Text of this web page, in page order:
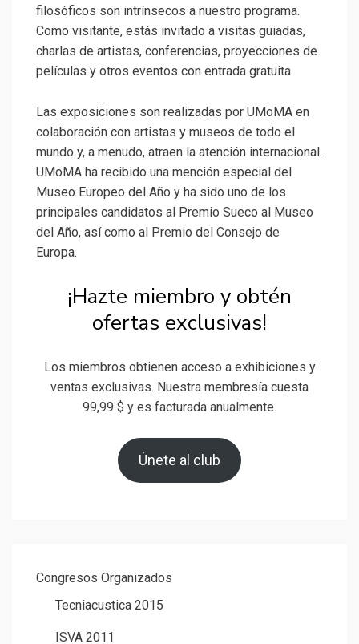
filosóficos son intrínsecos a nuestro programa.
Como visitante, estás invitado a visitas guiadas,
charlas de artistas, conferencias, proyecciones de
películas y otros eventos con entrada gratuita
Las exposiciones son realizadas por UMoMA en
colaboración con artistas y museos de todo el
mundo y, a menudo, atraen la atención internacional.
UMoMA ha recibido una mención especial del
Museo Europeo del Año y ha sido uno de los
principales candidatos al Premio Sueco al Museo
del Año, así como al Premio del Consejo de
Europa.
¡Hazte miembro y obtén
ofertas exclusivas!
Los miembros obtienen acceso a exhibiciones y
ventas exclusivas. Nuestra membresía cuesta
99,99 $ y es facturada anualmente.
Únete al club
Congresos Organizados
Tecniacustica 2015
ISVA 2011